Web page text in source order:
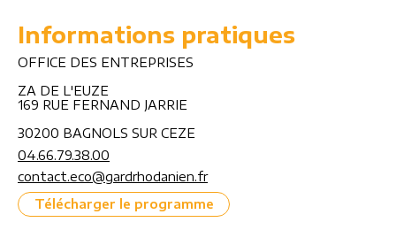
Informations pratiques
OFFICE DES ENTREPRISES
ZA DE L'EUZE
169 RUE FERNAND JARRIE
30200 BAGNOLS SUR CEZE
04.66.79.38.00
contact.eco@gardrhodanien.fr
Télécharger le programme